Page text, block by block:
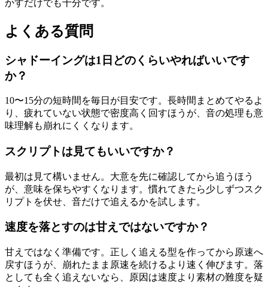
かすだけでも十分です。
よくある質問
シャドーイングは1日どのくらいやればいいです
か？
10〜15分の短時間を毎日が目安です。長時間まとめてやるよ
り、疲れていない状態で密度高く回すほうが、音の処理も意
味理解も崩れにくくなります。
スクリプトは見てもいいですか？
最初は見て構いません。大意を先に確認してから追うほう
が、意味を保ちやすくなります。慣れてきたら少しずつスク
リプトを伏せ、音だけで追えるかを試します。
速度を落とすのは甘えではないですか？
甘えではなく準備です。正しく追える型を作ってから原速へ
戻すほうが、崩れたまま原速を続けるより速く伸びます。落
としても全く追えないなら、原因は速度より素材の難度を疑